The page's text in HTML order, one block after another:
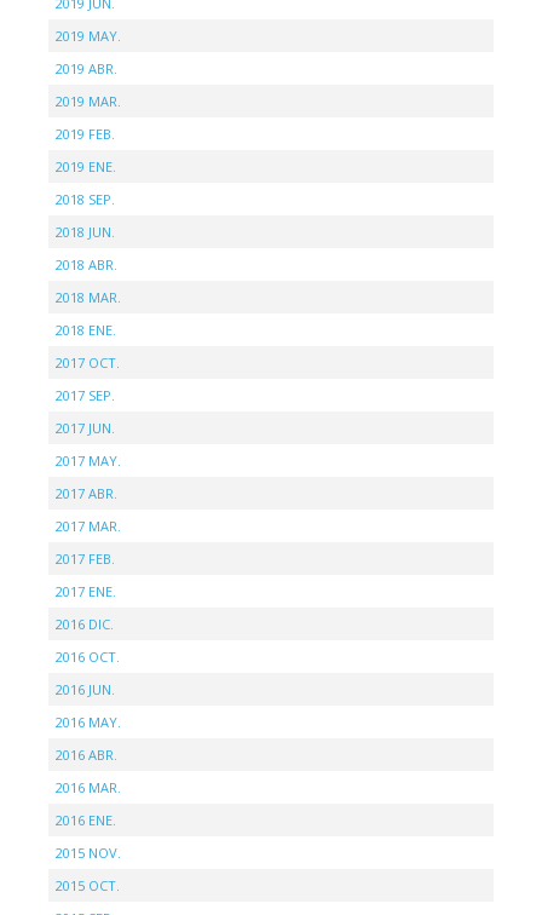
2019 MAY.
2019 ABR.
2019 MAR.
2019 FEB.
2019 ENE.
2018 SEP.
2018 JUN.
2018 ABR.
2018 MAR.
2018 ENE.
2017 OCT.
2017 SEP.
2017 JUN.
2017 MAY.
2017 ABR.
2017 MAR.
2017 FEB.
2017 ENE.
2016 DIC.
2016 OCT.
2016 JUN.
2016 MAY.
2016 ABR.
2016 MAR.
2016 ENE.
2015 NOV.
2015 OCT.